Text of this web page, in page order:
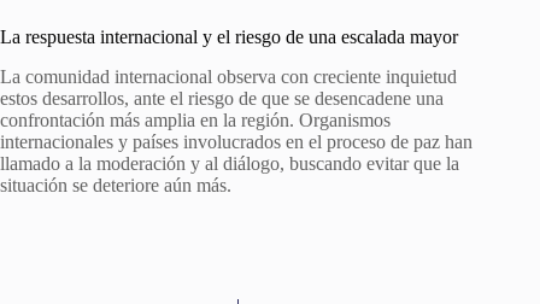
La respuesta internacional y el riesgo de una escalada mayor
La comunidad internacional observa con creciente inquietud
estos desarrollos, ante el riesgo de que se desencadene una
confrontación más amplia en la región. Organismos
internacionales y países involucrados en el proceso de paz han
llamado a la moderación y al diálogo, buscando evitar que la
situación se deteriore aún más.